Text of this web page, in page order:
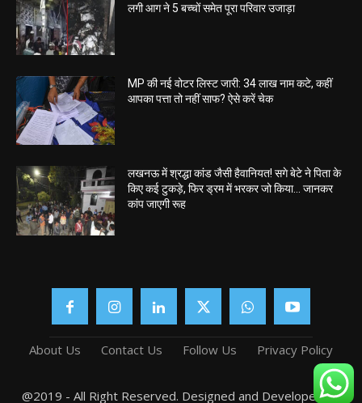
लगी आग ने 5 बच्चों समेत पूरा परिवार उजाड़ा
MP की नई वोटर लिस्ट जारी: 34 लाख नाम कटे, कहीं
आपका पत्ता तो नहीं साफ? ऐसे करें चेक
लखनऊ में श्रद्धा कांड जैसी हैवानियत! सगे बेटे ने पिता के
किए कई टुकड़े, फिर ड्रम में भरकर जो किया… जानकर
कांप जाएगी रूह
About Us Contact Us Follow Us Privacy Policy
@2019 - All Right Reserved. Designed and Developed by